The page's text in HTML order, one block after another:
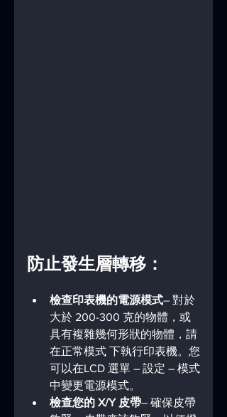
防止發生層轉移：
檢查印表機的電源模式– 對於
大於 200-300 克的物體，或
具有複雜幾何形狀的物體，請
在正常模式 下執行印表機。您
可以在LCD 選單 – 設定 – 模式
中變更電源模式。
檢查您的 X/Y 皮帶– 確保皮帶